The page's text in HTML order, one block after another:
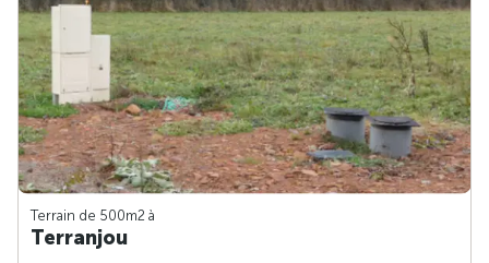
Terrain de 500m2 à
Terranjou